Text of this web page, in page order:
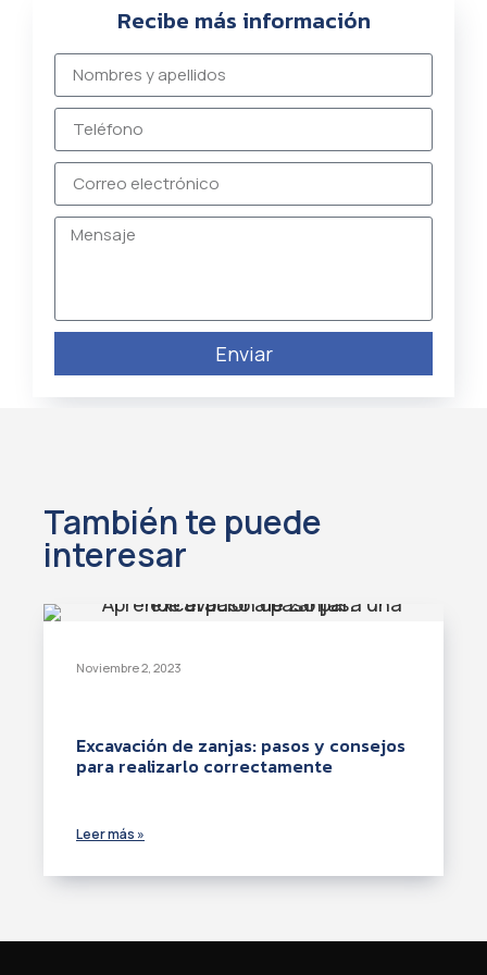
Recibe más información
Enviar
También te puede
interesar
Noviembre 2, 2023
Excavación de zanjas: pasos y consejos
para realizarlo correctamente
Leer más »